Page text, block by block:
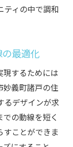
ティの中で調和
の最適化
現するためには
妙義町諸戸の住
るデザインが求
の動線を短く
すことができま